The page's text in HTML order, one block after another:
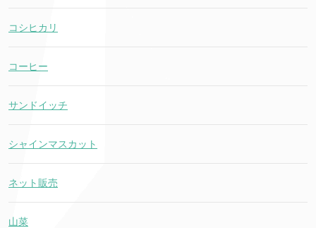
コシヒカリ
コーヒー
サンドイッチ
シャインマスカット
ネット販売
山菜